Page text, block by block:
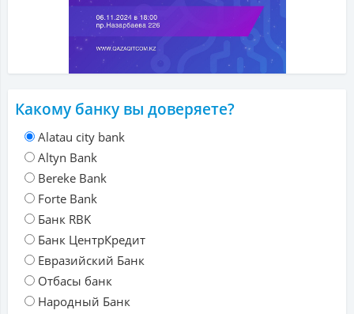
Какому банку вы доверяете?
Alatau city bank
Altyn Bank
Bereke Bank
Forte Bank
Банк RBK
Банк ЦентрКредит
Евразийский Банк
Отбасы банк
Народный Банк